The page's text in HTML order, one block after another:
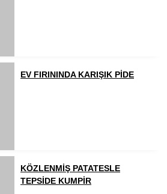
EV FIRININDA KARIŞIK PİDE
KÖZLENMİŞ PATATESLE
TEPSİDE KUMPİR